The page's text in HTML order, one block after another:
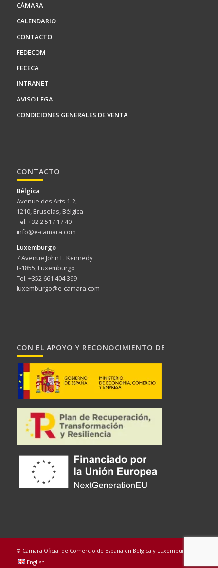
CÁMARA
CALENDARIO
CONTACTO
FEDECOM
FECECA
INTRANET
AVISO LEGAL
CONDICIONES GENERALES DE VENTA
CONTACTO
Bélgica
Avenue des Arts 1-2,
1210, Bruselas, Bélgica
Tel. +32 2 517 17 40
info@e-camara.com
Luxemburgo
7 Avenue John F. Kennedy
L-1855, Luxemburgo
Tel. +352 661 404 399
luxemburgo@e-camara.com
CON EL APOYO Y RECONOCIMIENTO DE
© Cámara Oficial de Comercio de España en Bélgica y Luxemburgo
English